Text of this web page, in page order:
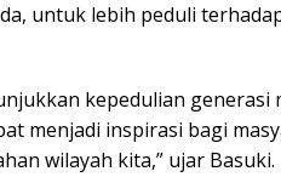
untuk lebih peduli
kepedulian generasi
menjadi inspirasi bagi
wilayah kita,” ujar Basuki.